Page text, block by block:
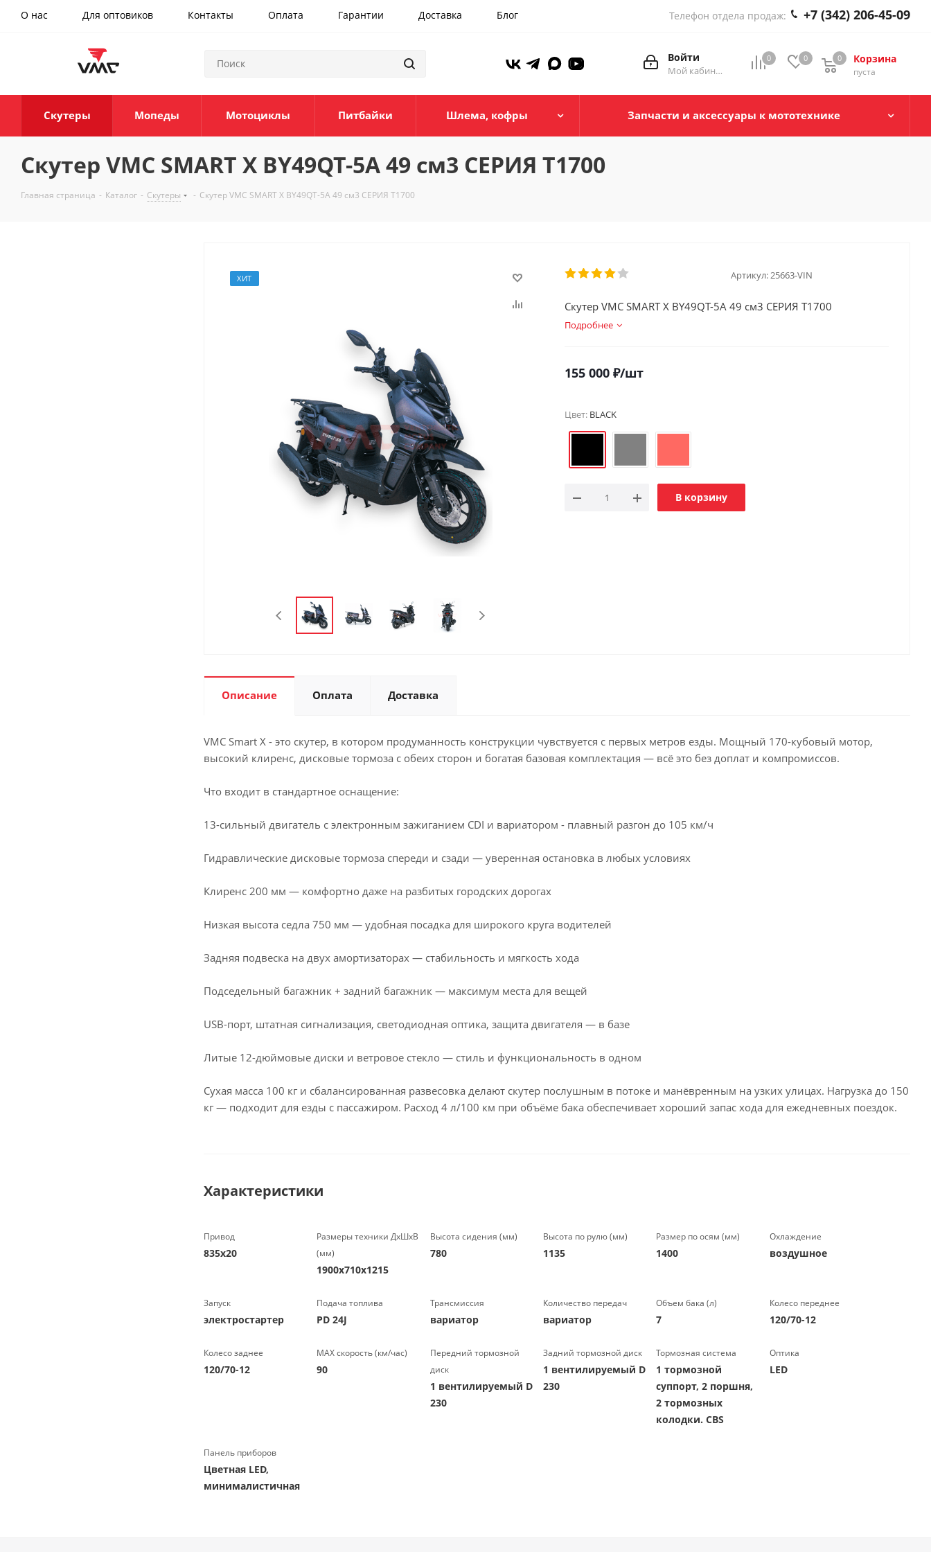
О нас Для оптовиков Контакты Оплата Гарантии Доставка Блог Телефон отдела продаж: +7 (342) 206-45-09
0 0 Корзина
0
пуста
0
Войти
Мой кабинет
Скутеры Мопеды Мотоциклы Питбайки Шлема, кофры Запчасти и аксессуары к мототехнике
Скутер VMC SMART X BY49QT-5A 49 см3 СЕРИЯ T1700
Главная страница - Каталог - Скутеры - Скутер VMC SMART X BY49QT-5A 49 см3 СЕРИЯ T1700
ХИТ Артикул: 25663-VIN
Скутер VMC SMART X BY49QT-5A 49 см3 СЕРИЯ T1700
Подробнее
155 000 ₽/шт
Цвет: BLACK
В корзину
Описание Оплата Доставка
VMC Smart X - это скутер, в котором продуманность конструкции чувствуется с первых метров езды. Мощный 170-кубовый мотор,
высокий клиренс, дисковые тормоза с обеих сторон и богатая базовая комплектация — всё это без доплат и компромиссов.
Что входит в стандартное оснащение:
13-сильный двигатель с электронным зажиганием CDI и вариатором - плавный разгон до 105 км/ч
Гидравлические дисковые тормоза спереди и сзади — уверенная остановка в любых условиях
Клиренс 200 мм — комфортно даже на разбитых городских дорогах
Низкая высота седла 750 мм — удобная посадка для широкого круга водителей
Задняя подвеска на двух амортизаторах — стабильность и мягкость хода
Подседельный багажник + задний багажник — максимум места для вещей
USB-порт, штатная сигнализация, светодиодная оптика, защита двигателя — в базе
Литые 12-дюймовые диски и ветровое стекло — стиль и функциональность в одном
Сухая масса 100 кг и сбалансированная развесовка делают скутер послушным в потоке и манёвренным на узких улицах. Нагрузка до 150
кг — подходит для езды с пассажиром. Расход 4 л/100 км при объёме бака обеспечивает хороший запас хода для ежедневных поездок.
Характеристики
Привод
835х20
Размеры техники ДхШхВ
(мм)
1900х710х1215
Высота сидения (мм)
780
Высота по рулю (мм)
1135
Размер по осям (мм)
1400
Охлаждение
воздушное
Запуск
электростартер
Подача топлива
PD 24J
Трансмиссия
вариатор
Количество передач
вариатор
Объем бака (л)
7
Колесо переднее
120/70-12
Колесо заднее
120/70-12
МАХ скорость (км/час)
90
Передний тормозной
диск
1 вентилируемый D
230
Задний тормозной диск
1 вентилируемый D
230
Тормозная система
1 тормозной
суппорт, 2 поршня,
2 тормозных
колодки. CBS
Оптика
LED
Панель приборов
Цветная LED,
минималистичная